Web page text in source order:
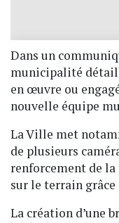
Dans un
municipalité
en œuvre ou
nouvelle équipe
La Ville met
de plusieurs
renforcement de
sur le terrain
La création d’une